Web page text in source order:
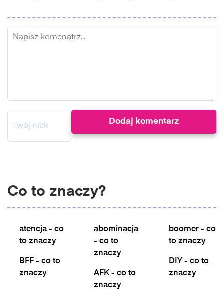
Co to znaczy?
atencja - co
to znaczy
BFF - co to
znaczy
abominacja
- co to
znaczy
AFK - co to
znaczy
boomer - co
to znaczy
DIY - co to
znaczy